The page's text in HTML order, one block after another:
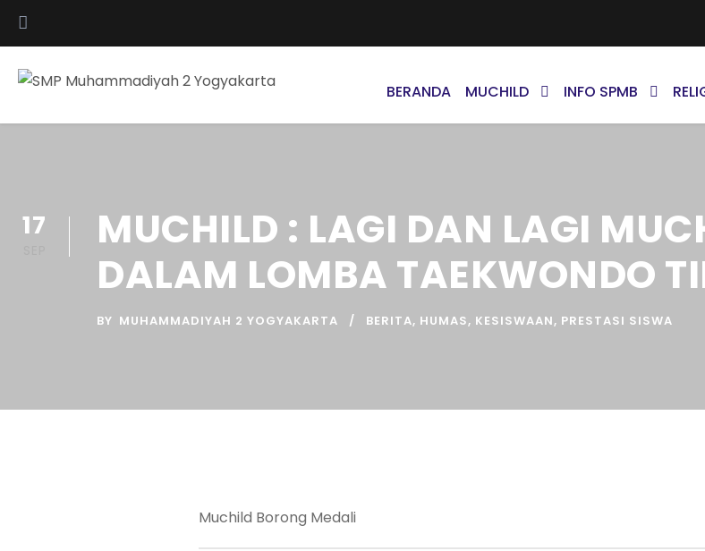
BERANDA MUCHILD INFO SPMB
17
MUCHILD : LAGI DAN LAGI
DALAM LOMBA TAEKWONDO
BY MUHAMMADIYAH 2 YOGYAKARTA BERITA, HUMAS, KESISWAAN, PRESTASI SISWA
Muchild Borong Medali